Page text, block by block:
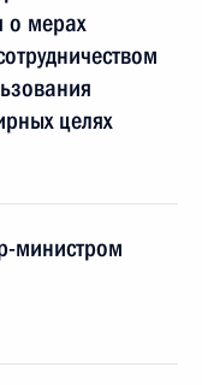
о мерах
целях
министром